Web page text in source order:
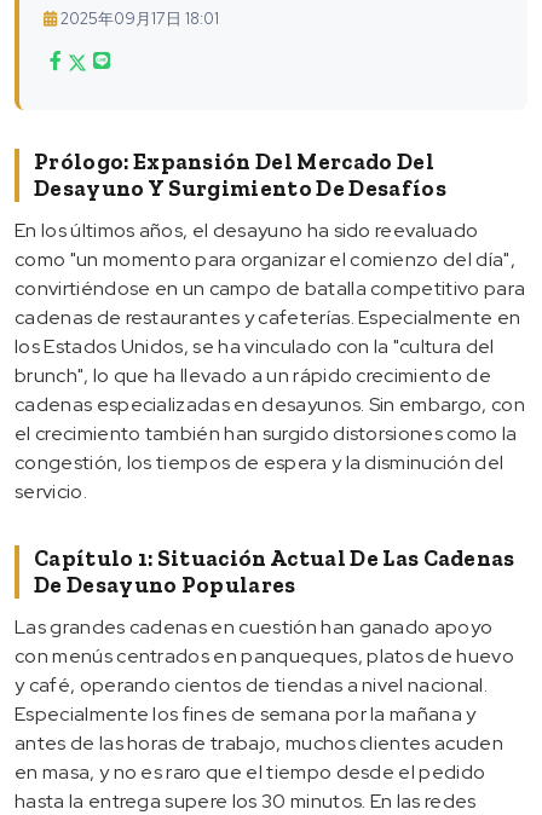
2025年09月17日 18:01
Prólogo: Expansión Del Mercado Del
Desayuno Y Surgimiento De Desafíos
En los últimos años, el desayuno ha sido reevaluado
como "un momento para organizar el comienzo del día",
convirtiéndose en un campo de batalla competitivo para
cadenas de restaurantes y cafeterías. Especialmente en
los Estados Unidos, se ha vinculado con la "cultura del
brunch", lo que ha llevado a un rápido crecimiento de
cadenas especializadas en desayunos. Sin embargo, con
el crecimiento también han surgido distorsiones como la
congestión, los tiempos de espera y la disminución del
servicio.
Capítulo 1: Situación Actual De Las Cadenas
De Desayuno Populares
Las grandes cadenas en cuestión han ganado apoyo
con menús centrados en panqueques, platos de huevo
y café, operando cientos de tiendas a nivel nacional.
Especialmente los fines de semana por la mañana y
antes de las horas de trabajo, muchos clientes acuden
en masa, y no es raro que el tiempo desde el pedido
hasta la entrega supere los 30 minutos. En las redes